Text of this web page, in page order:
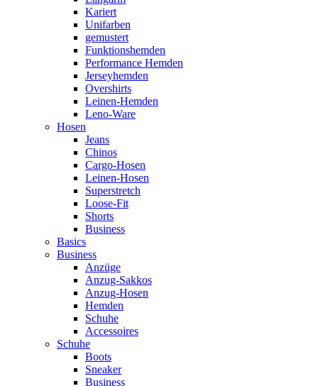
Kariert
Unifarben
gemustert
Funktionshemden
Performance Hemden
Jerseyhemden
Overshirts
Leinen-Hemden
Leno-Ware
Hosen
Jeans
Chinos
Cargo-Hosen
Leinen-Hosen
Superstretch
Loose-Fit
Shorts
Business
Basics
Business
Anzüge
Anzug-Sakkos
Anzug-Hosen
Hemden
Schuhe
Accessoires
Schuhe
Boots
Sneaker
Business